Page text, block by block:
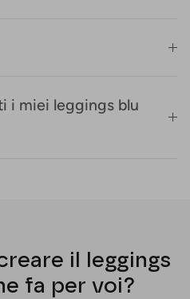
i miei leggings blu
il leggings
fa per voi?